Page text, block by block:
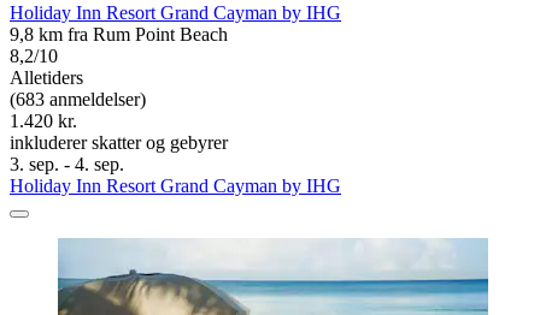
Holiday Inn Resort Grand Cayman by IHG
9,8 km fra Rum Point Beach
8,2/10
Alletiders
(683 anmeldelser)
1.420 kr.
inkluderer skatter og gebyrer
3. sep. - 4. sep.
Holiday Inn Resort Grand Cayman by IHG